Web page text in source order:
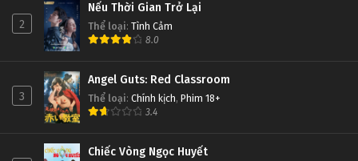
2
Nếu Thời Gian Trở Lại
Thể loại: Tình Cảm
8.0
3
Angel Guts: Red Classroom
Thể loại: Chính kịch, Phim 18+
3.4
Chiếc Vòng Ngọc Huyết